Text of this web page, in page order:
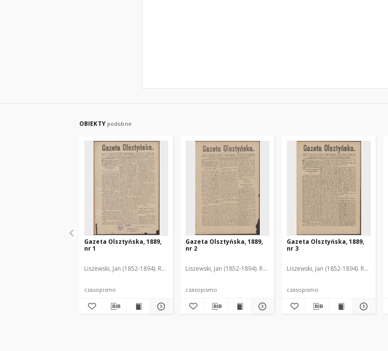
OBIEKTY podobne
Gazeta Olsztyńska, 1889,
nr 1
Liszewski, Jan (1852-1894). Red.
czasopismo
Gazeta Olsztyńska, 1889,
nr 2
Liszewski, Jan (1852-1894). Red.
czasopismo
Gazeta Olsztyńska, 1889,
nr 3
Liszewski, Jan (1852-1894). Red.
czasopismo